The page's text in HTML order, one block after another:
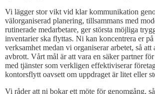
Vi lägger stor vikt vid klar kommunikation
välorganiserad planering, tillsammans med
rutinerade medarbetare, ger största möjliga
inventarier ska flyttas. Ni kan koncentrera er på
verksamhet medan vi organiserar arbetet, så att
avbrott. Vårt mål är att vara en säker partner
med tjänster som verkligen effektiviserar
kontorsflytt oavsett om uppdraget är litet eller
Vi råder att ni bokar ett möte för genomgång,